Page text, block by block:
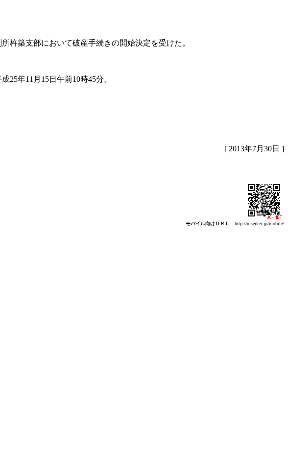
杵築支部において破産手続きの開始決定を受けた。
年11月15日午前10時45分。
[ 2013年7月30日 ]
モバイル向けＵＲＬ http://n-seikei.jp/mobile/